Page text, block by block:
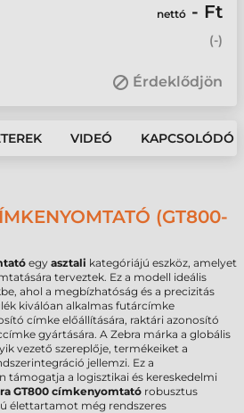
nettó - Ft
(-)
Érdeklődjön
VIDEÓ KAPCSOLÓDÓ
(GT800-
egy asztali kategóriájú eszköz, amelyet
terveztek. Ez a modell ideális
ahol a megbízhatóság és a precizitás
kiválóan alkalmas futárcímke
címke előállítására, raktári azonosító
gyártására. A Zebra márka a globális
vezető szereplője, termékeiket a
jellemzi. Ez a
támogatja a logisztikai és kereskedelmi
GT800 címkenyomtató robusztus
élettartamot még rendszeres